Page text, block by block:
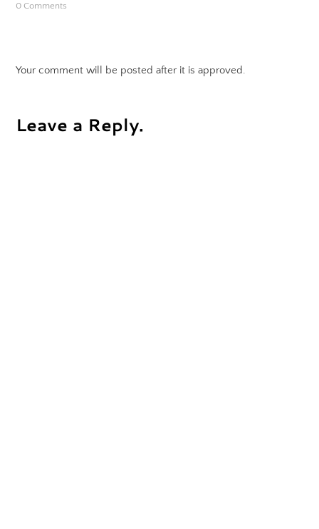
0 Comments
Your comment will be posted after it is approved.
Leave a Reply.